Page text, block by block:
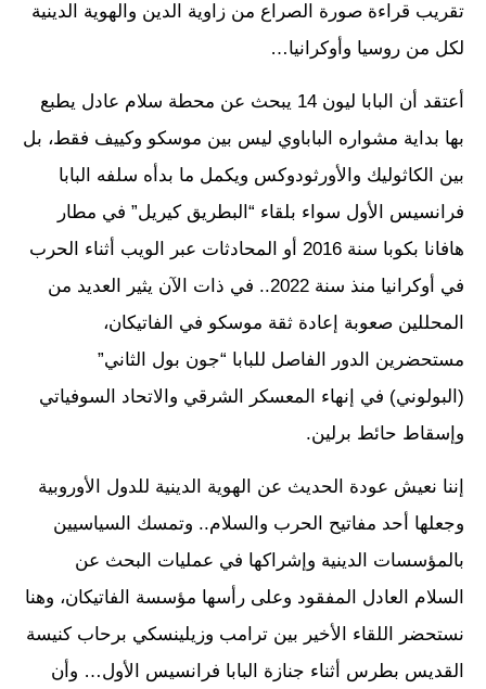
تقريب قراءة صورة الصراع من زاوية الدين والهوية الدينية
لكل من روسيا وأوكرانيا…
أعتقد أن البابا ليون 14 يبحث عن محطة سلام عادل يطبع
بها بداية مشواره الباباوي ليس بين موسكو وكييف فقط، بل
بين الكاثوليك والأورثودوكس ويكمل ما بدأه سلفه البابا
فرانسيس الأول سواء بلقاء “البطريق كيريل” في مطار
هافانا بكوبا سنة 2016 أو المحادثات عبر الويب أثناء الحرب
في أوكرانيا منذ سنة 2022.. في ذات الآن يثير العديد من
المحللين صعوبة إعادة ثقة موسكو في الفاتيكان،
مستحضرين الدور الفاصل للبابا “جون بول الثاني”
(البولوني) في إنهاء المعسكر الشرقي والاتحاد السوفياتي
وإسقاط حائط برلين.
إننا نعيش عودة الحديث عن الهوية الدينية للدول الأوروبية
وجعلها أحد مفاتيح الحرب والسلام.. وتمسك السياسيين
بالمؤسسات الدينية وإشراكها في عمليات البحث عن
السلام العادل المفقود وعلى رأسها مؤسسة الفاتيكان، وهنا
نستحضر اللقاء الأخير بين ترامب وزيلينسكي برحاب كنيسة
القديس بطرس أثناء جنازة البابا فرانسيس الأول… وأن